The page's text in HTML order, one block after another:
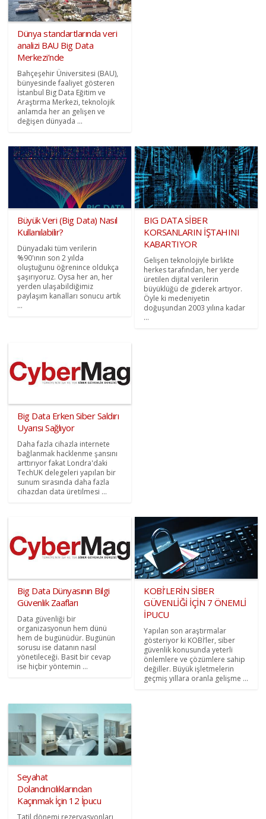
Dünya standartlarında veri
analizi BAU Big Data
Merkezi’nde
Bahçeşehir Üniversitesi (BAU),
bünyesinde faaliyet gösteren
İstanbul Big Data Eğitim ve
Araştırma Merkezi, teknolojik
anlamda her an gelişen ve
değişen dünyada ...
Büyük Veri (Big Data) Nasıl
Kullanılabilir?
Dünyadaki tüm verilerin
%90'ının son 2 yılda
oluştuğunu öğrenince oldukça
şaşırıyoruz. Oysa her an, her
yerden ulaşabildiğimiz
paylaşım kanalları sonucu artık
...
BIG DATA SİBER
KORSANLARIN İŞTAHINI
KABARTIYOR
Gelişen teknolojiyle birlikte
herkes tarafından, her yerde
üretilen dijital verilerin
büyüklüğü de giderek artıyor.
Öyle ki medeniyetin
doğuşundan 2003 yılına kadar
...
Big Data Erken Siber Saldırı
Uyarısı Sağlıyor
Daha fazla cihazla internete
bağlanmak hacklenme şansını
arttırıyor fakat Londra'daki
TechUK delegeleri yapılan bir
sunum sırasında daha fazla
cihazdan data üretilmesi ...
Big Data Dünyasının Bilgi
Güvenlik Zaafları
Data güvenliği bir
organizasyonun hem dünü
hem de bugünüdür. Bugünün
sorusu ise datanın nasıl
yönetileceği. Basit bir cevap
ise hiçbir yöntemin ...
KOBİ’LERİN SİBER
GÜVENLİĞİ İÇİN 7 ÖNEMLİ
İPUCU
Yapılan son araştırmalar
gösteriyor ki KOBİ’ler, siber
güvenlik konusunda yeterli
önlemlere ve çözümlere sahip
değiller. Büyük işletmelerin
geçmiş yıllara oranla gelişme ...
Seyahat
Dolandırıcılıklarından
Kaçınmak İçin 12 İpucu
Tatil dönemi rezervasyonları